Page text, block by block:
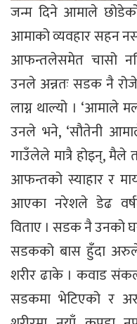
जन्म दिने आमाले
आमाको व्यवहार सहन
आफन्तलेसमेत चासो
उनले अन्नतः सडक नै
लाग्न थाल्यो । ‘आमाले
उनले भने, ‘सौतेनी
गाउँलेले मात्रै होइन्, मैले
आफन्तको स्याहार र
आएका नरेशले डेढ
विताए । सडक नै उनको
सडकको बास हुँदा
शरीर ढाके । कवाड
सडकमा भेटिएको र